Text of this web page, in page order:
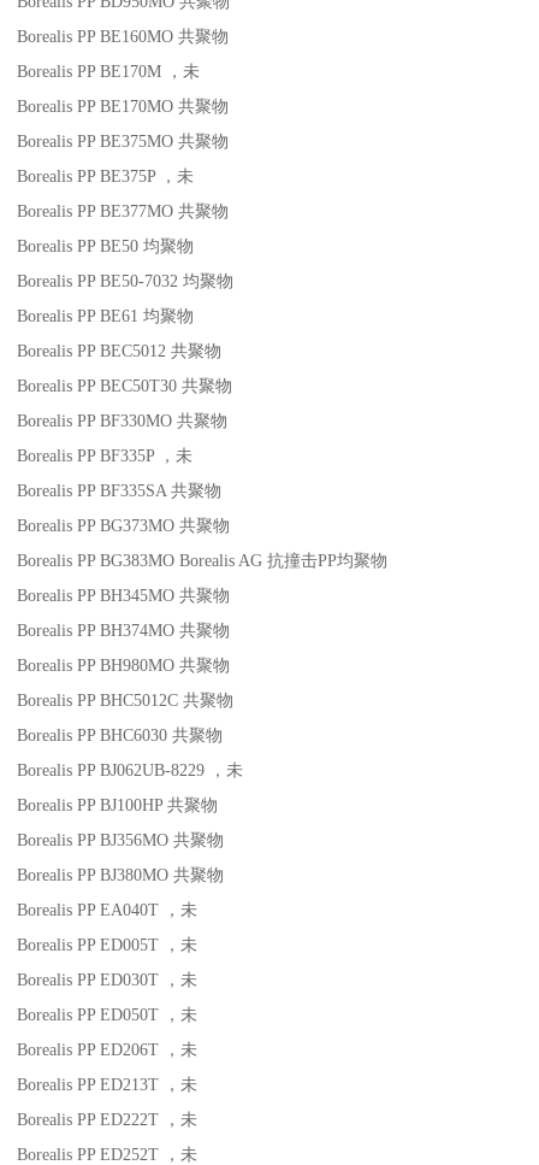
Borealis PP BE160MO 共聚物
Borealis PP BE170M
，未
Borealis PP BE170MO 共聚物
Borealis PP BE375MO 共聚物
Borealis PP BE375P
，未
Borealis PP BE377MO 共聚物
Borealis PP BE50 均聚物
Borealis PP BE50-7032 均聚物
Borealis PP BE61 均聚物
Borealis PP BEC5012 共聚物
Borealis PP BEC50T30 共聚物
Borealis PP BF330MO 共聚物
Borealis PP BF335P
，未
Borealis PP BF335SA 共聚物
Borealis PP BG373MO 共聚物
Borealis PP BG383MO Borealis AG 抗撞击PP均聚物
Borealis PP BH345MO 共聚物
Borealis PP BH374MO 共聚物
Borealis PP BH980MO 共聚物
Borealis PP BHC5012C 共聚物
Borealis PP BHC6030 共聚物
Borealis PP BJ062UB-8229
，未
Borealis PP BJ100HP 共聚物
Borealis PP BJ356MO 共聚物
Borealis PP BJ380MO 共聚物
Borealis PP EA040T
，未
Borealis PP ED005T
，未
Borealis PP ED030T
，未
Borealis PP ED050T
，未
Borealis PP ED206T
，未
Borealis PP ED213T
，未
Borealis PP ED222T
，未
Borealis PP ED252T
，未